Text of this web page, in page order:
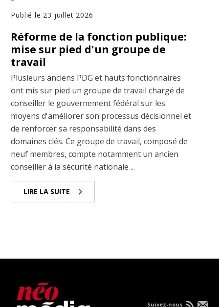
Publié le 23 juillet 2026
Réforme de la fonction publique:
mise sur pied d'un groupe de
travail
Plusieurs anciens PDG et hauts fonctionnaires
ont mis sur pied un groupe de travail chargé de
conseiller le gouvernement fédéral sur les
moyens d'améliorer son processus décisionnel et
de renforcer sa responsabilité dans des
domaines clés. Ce groupe de travail, composé de
neuf membres, compte notamment un ancien
conseiller à la sécurité nationale ...
LIRE LA SUITE
Suivez-nous